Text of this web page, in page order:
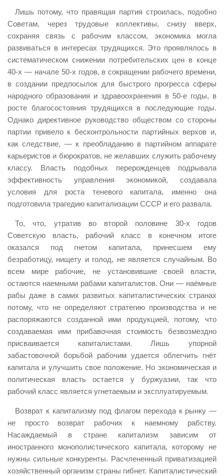
Лишь потому, что правящая партия строилась, подобно
Советам, через трудовые коллективы, снизу вверх,
сохраняя связь с рабочим классом, экономика могла
развиваться в интересах трудящихся. Это проявлялось в
систематическом снижении потребительских цен в конце
40-х — начале 50-х годов, в сокращении рабочего времени,
в создании предпосылок для быстрого прогресса сферы
народного образования и здравоохранения в 50-е годы, в
росте благосостояния трудящихся в последующие годы.
Однако директивное руководство обществом со стороны
партии привело к бесконтрольности партийных верхов и,
как следствие, — к преобладанию в партийном аппарате
карьеристов и бюрократов, не желавших служить рабочему
классу. Власть подобных перерожденцев подрывала
эффективность управления экономикой, создавала
условия для роста теневого капитала, именно она
подготовила трагедию капитализации СССР и его развала.
То, что, утратив во второй половине 30-х годов
Советскую власть, рабочий класс в конечном итоге
оказался под гнетом капитала, принесшем ему
безработицу, нищету и голод, не является случайным. Во
всем мире рабочие, не установившие своей власти,
остаются наемными рабами капиталистов. Они — наёмные
рабы даже в самих развитых капиталистических странах
потому, что не определяют стратегию производства и не
распоряжаются созданной ими продукцией, потому, что
создаваемая ими прибавочная стоимость безвозмездно
присваивается капиталистами. Лишь упорной
забастовочной борьбой рабочим удается облегчить гнёт
капитала и улучшить свое положение. Но экономическая и
политическая власть остается у буржуазии, так что
рабочий класс является угнетаемым и эксплуатируемым.
Возврат к капитализму под флагом перехода к рынку —
не просто возврат рабочих к наемному рабству.
Насаждаемый в стране капитализм зависим от
иностранного монополистического капитала, которому не
нужны сильные конкуренты. Расчлененный приватизацией
хозяйственный организм страны гибнет. Капиталистический